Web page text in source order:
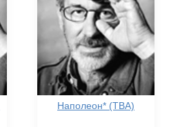
Наполеон* (TBA)